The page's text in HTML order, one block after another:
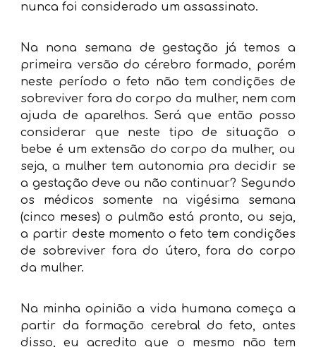
nunca foi considerado um assassinato.
Na nona semana de gestação já temos a
primeira versão do cérebro formado, porém
neste período o feto não tem condições de
sobreviver fora do corpo da mulher, nem com
ajuda de aparelhos. Será que então posso
considerar que neste tipo de situação o
bebe é um extensão do corpo da mulher, ou
seja, a mulher tem autonomia pra decidir se
a gestação deve ou não continuar? Segundo
os médicos somente na vigésima semana
(cinco meses) o pulmão está pronto, ou seja,
a partir deste momento o feto tem condições
de sobreviver fora do útero, fora do corpo
da mulher.
Na minha opinião a vida humana começa a
partir da formação cerebral do feto, antes
disso, eu acredito que o mesmo não tem